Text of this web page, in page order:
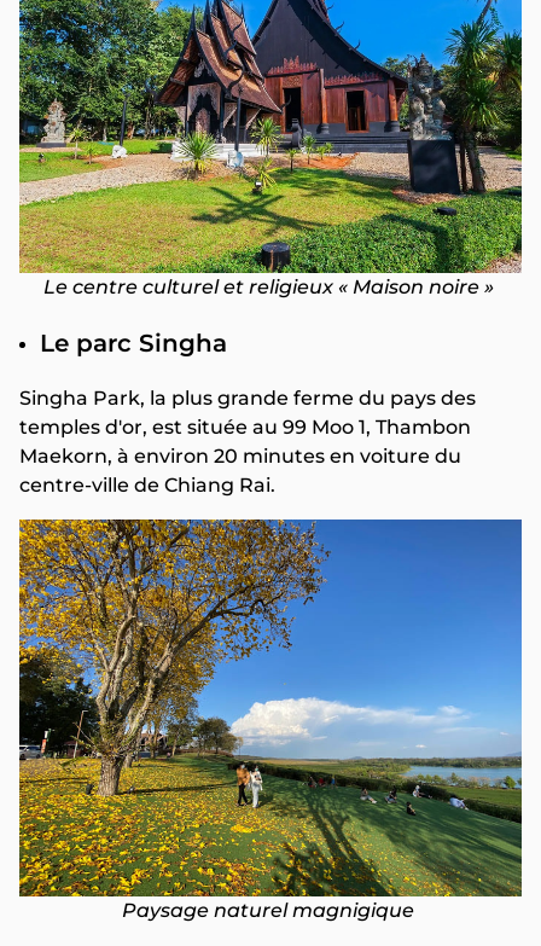
Le centre culturel et religieux « Maison noire »
Le parc Singha
Singha Park, la plus grande ferme du pays des
temples d'or, est située au 99 Moo 1, Thambon
Maekorn, à environ 20 minutes en voiture du
centre-ville de Chiang Rai.
Paysage naturel magnigique